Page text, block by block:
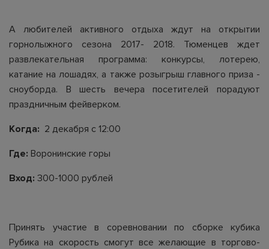
А любителей активного отдыха ждут на открытии
горнолыжного сезона 2017- 2018. Тюменцев ждет
развлекательная программа: конкурсы, лотерею,
катание на лошадях, а также розыгрыш главного приза -
сноуборда. В шесть вечера посетителей порадуют
праздничным фейверком.
Когда: 2 декабря с 12:00
Где: Воронинские горы
Вход: 300-1000 рублей
Принять участие в соревновании по сборке кубика
Рубика на скорость смогут все желающие в торгово-